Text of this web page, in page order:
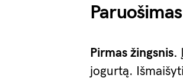
Pirmas žingsnis.
jogurtą.